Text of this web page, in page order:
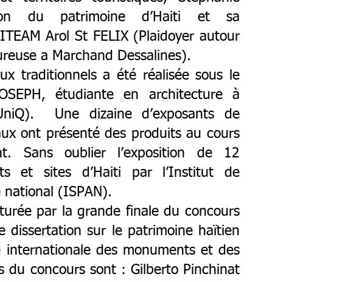
du patrimoine d’Haiti et sa
Arol St FELIX (Plaidoyer autour
a Marchand Dessalines).
traditionnels a été réalisée sous le
étudiante en architecture à
Une dizaine d’exposants de
ont présenté des produits au cours
Sans oublier l’exposition de 12
et sites d’Haiti par l’Institut de
national (ISPAN).
par la grande finale du concours
dissertation sur le patrimoine haïtien
internationale des monuments et des
du concours sont : Gilberto Pinchinat